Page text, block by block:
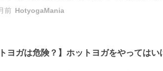
前 HotyogaMania
トヨガは危険？】ホットヨガをやっては